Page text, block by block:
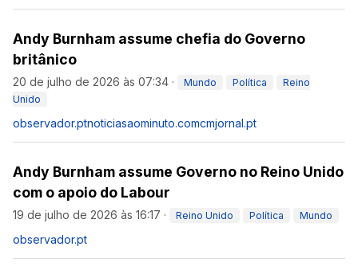
Andy Burnham assume chefia do Governo
britânico
20 de julho de 2026 às 07:34 · Mundo Política
Reino
Unido
observador.ptnoticiasaominuto.comcmjornal.pt
Andy Burnham assume Governo no Reino Unido
com o apoio do Labour
19 de julho de 2026 às 16:17 · Reino Unido Política Mundo
observador.pt